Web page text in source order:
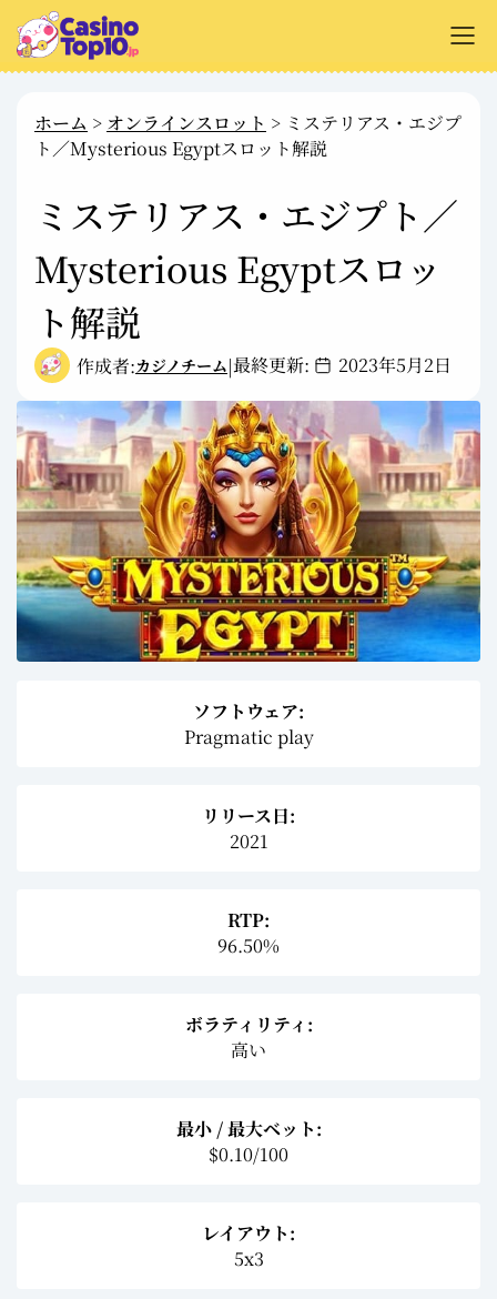
カジノサイトのレビュー
支払い方法
カジノゲーム解説
無料ゲーム
ホーム > オンラインスロット > ミステリアス・エジプ
ト／Mysterious Egyptスロット解説
ミステリアス・エジプト／
Mysterious Egyptスロッ
ト解説
作成者:カジノチーム|最終更新: 2023年5月2日
ソフトウェア:
Pragmatic play
リリース日:
2021
RTP:
96.50%
ボラティリティ:
高い
最小 / 最大ベット:
$0.10/100
レイアウト:
5x3